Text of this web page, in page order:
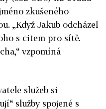
zkušeného
„Když Jakub odcházel
s citem pro sítě.
vzpomíná
služeb si
služby spojené s